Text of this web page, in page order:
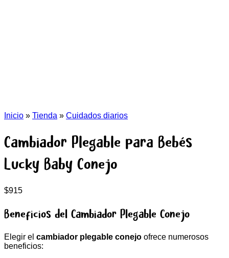
Inicio » Tienda » Cuidados diarios
Cambiador Plegable para Bebés
Lucky Baby Conejo
$915
Beneficios del Cambiador Plegable Conejo
Elegir el cambiador plegable conejo ofrece numerosos
beneficios: